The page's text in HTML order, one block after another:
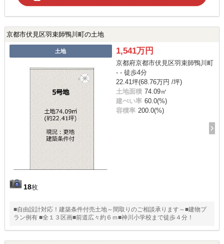
京都市伏見区羽束師鴨川町の土地
土地
18枚
1,541万円
京都府京都市伏見区羽束師鴨川町
- - 徒歩4分
22.41坪(68.76万円 /坪)
土地面積 74.09㎡
建ぺい率 60.0(%)
容積率 200.0(%)
■自由設計対応！建築条件付売土地～間取りのご相談承ります～■建物プ
ラン例有 ■全１３区画■前道広々約６ｍ■神川小学校まで徒歩４分！